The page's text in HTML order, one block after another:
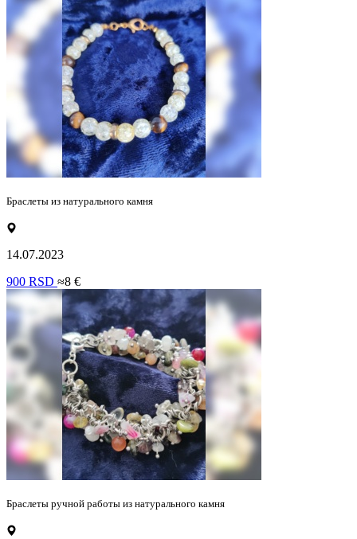
Браслеты из натурального камня
14.07.2023
900 RSD ≈8 €
Браслеты ручной работы из натурального камня